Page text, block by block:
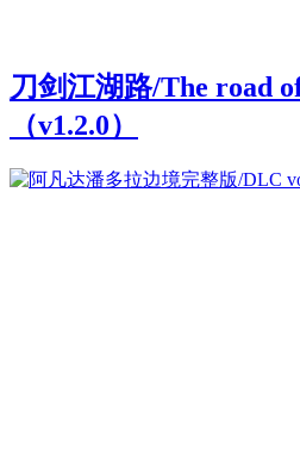
刀剑江湖路/The road
（v1.2.0）